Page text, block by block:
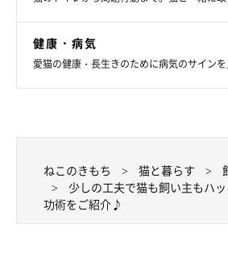
ちょっとした工夫で猫も飼
ーに♪
健康・病気
愛猫の健康・長生きのために病気のサイン
ねこのきもち 猫と暮らす
少しの工夫で猫も飼い主もハ
功術をご紹介♪